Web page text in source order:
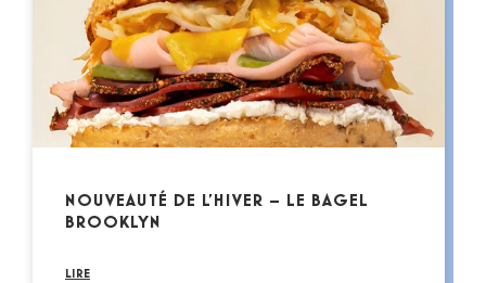
NOUVEAUTÉ DE L’HIVER – LE BAGEL
BROOKLYN
LIRE